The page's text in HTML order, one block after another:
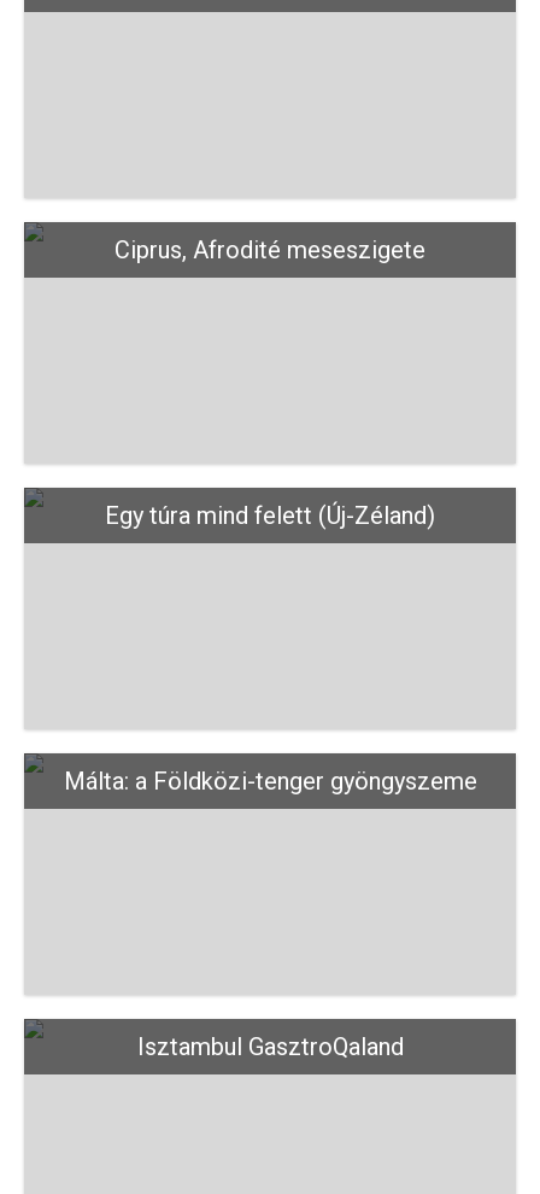
Ciprus, Afrodité meseszigete
Egy túra mind felett (Új-Zéland)
Málta: a Földközi-tenger gyöngyszeme
Isztambul GasztroQaland